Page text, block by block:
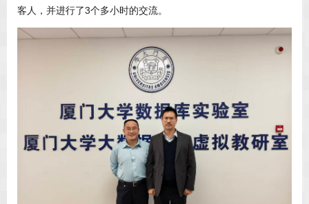
客人，并进行了3个多小时的交流。